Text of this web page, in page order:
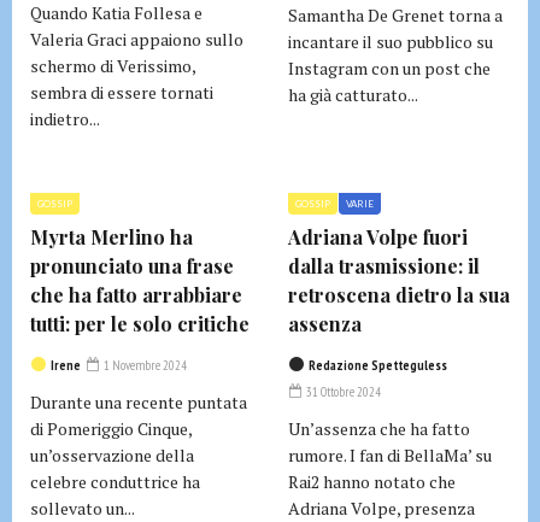
Quando Katia Follesa e
Valeria Graci appaiono sullo
schermo di Verissimo,
sembra di essere tornati
indietro...
Samantha De Grenet torna a
incantare il suo pubblico su
Instagram con un post che
ha già catturato...
GOSSIP
Myrta Merlino ha
pronunciato una frase
che ha fatto arrabbiare
tutti: per le solo critiche
Irene 1 Novembre 2024
Durante una recente puntata
di Pomeriggio Cinque,
un’osservazione della
celebre conduttrice ha
sollevato un...
GOSSIP VARIE
Adriana Volpe fuori
dalla trasmissione: il
retroscena dietro la sua
assenza
Redazione Spetteguless
31 Ottobre 2024
Un’assenza che ha fatto
rumore. I fan di BellaMa’ su
Rai2 hanno notato che
Adriana Volpe, presenza